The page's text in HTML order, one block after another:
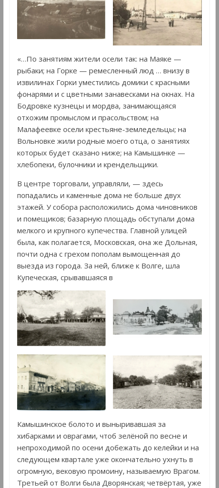
«…По занятиям жители осели так: на Маяке —
рыбаки; на Горке — ремесленный люд … внизу в
извилинах Горки уместились домики с красными
фонарями и с цветными занавесками на окнах. На
Бодровке кузнецы и мордва, занимающаяся
отхожим промыслом и прасольством; на
Малафеевке осели крестьяне-земледельцы; на
Вольновке жили родные моего отца, о занятиях
которых будет сказано ниже; на Камышинке —
хлебопеки, булочники и крендельщики.
В центре торговали, управляли, — здесь
попадались и каменные дома не больше двух
этажей. У собора расположились дома чиновников
и помещиков; базарную площадь обступали дома
мелкого и крупного купечества. Главной улицей
была, как полагается, Московская, она же Дольная,
почти одна с грехом пополам вымощенная до
выезда из города. За ней, ближе к Волге, шла
Купеческая, срывавшаяся в
Камышинское болото и выныривавшая за
хибарками и оврагами, чтоб зелёной по весне и
непроходимой по осени добежать до келейки и на
следующем квартале уже окончательно ухнуть в
огромную, вековую промоину, называемую Врагом.
Третьей от Волги была Дворянская; четвёртая, уже